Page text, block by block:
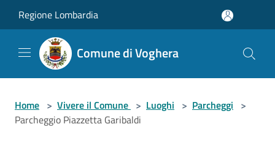
Regione Lombardia
Comune di Voghera
Home > Vivere il Comune > Luoghi > Parcheggi >
Parcheggio Piazzetta Garibaldi